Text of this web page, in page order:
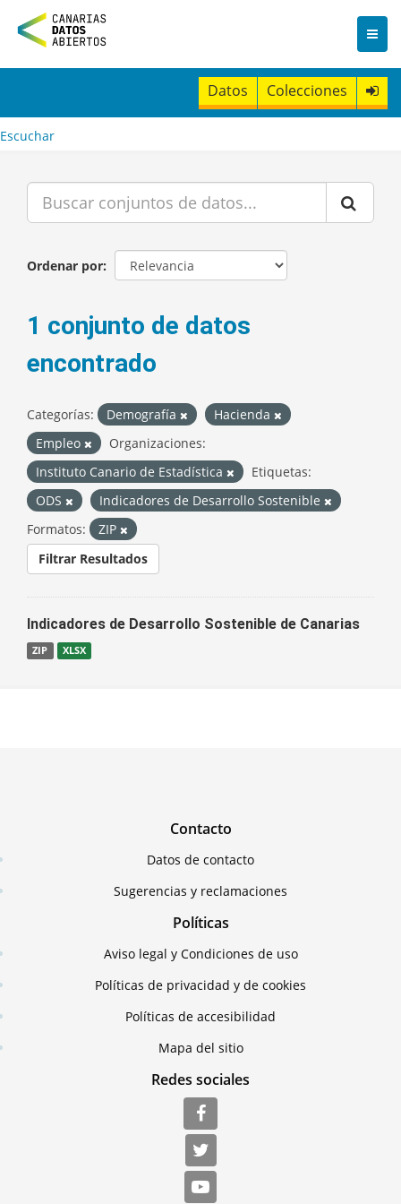
n
t
Datos Colecciones
Escuchar
Ordenar por
1 conjunto de datos
encontrado
Categorías: Demografía
Hacienda
Empleo
Organizaciones:
Instituto Canario de Estadística
Etiquetas:
ODS
Indicadores de Desarrollo Sostenible
Formatos:
ZIP
Filtrar Resultados
Indicadores de Desarrollo Sostenible de Canarias
ZIP XLSX
Contacto
Datos de contacto
Sugerencias y reclamaciones
Políticas
Aviso legal y Condiciones de uso
Políticas de privacidad y de cookies
Políticas de accesibilidad
Mapa del sitio
Redes sociales